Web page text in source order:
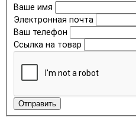
Ваше имя
Электронная почта
Ваш телефон
Ссылка на товар
Отправить